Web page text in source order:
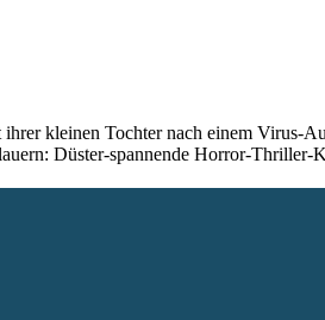
kleinen Tochter nach einem Virus-
Düster-spannende Horror-